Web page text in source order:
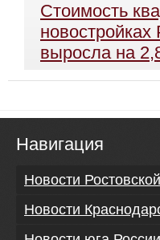
Стоимость
выросла на
Навигация
Новости
Новости